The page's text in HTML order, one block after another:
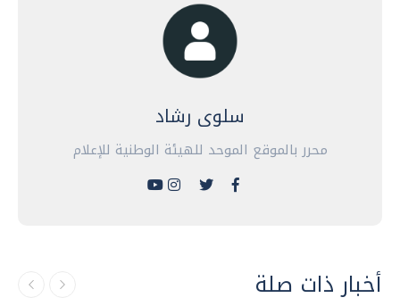
سلوى رشاد
محرر بالموقع الموحد للهيئة الوطنية للإعلام
أخبار ذات صلة